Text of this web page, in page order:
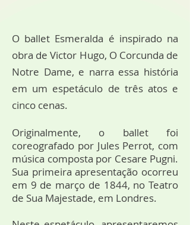
O ballet Esmeralda é inspirado na
obra de Victor Hugo, O Corcunda de
Notre Dame, e narra essa história
em um espetáculo de três atos e
cinco cenas.
Originalmente, o ballet foi
coreografado por Jules Perrot, com
música composta por Cesare Pugni.
Sua primeira apresentação ocorreu
em 9 de março de 1844, no Teatro
de Sua Majestade, em Londres.